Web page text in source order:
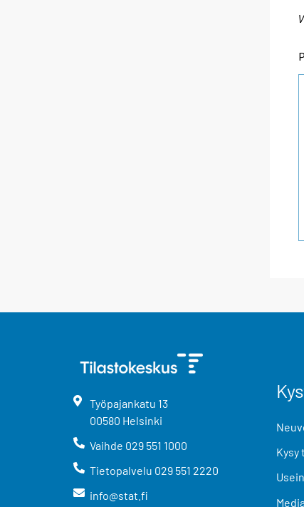
Työpajankatu 13
00580 Helsinki
Vaihde 029 551 1000
Tietopalvelu 029 551 2220
info@stat.fi
Kysy